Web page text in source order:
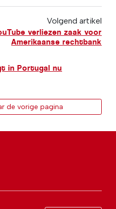
Volgend artikel
verliezen zaak voor
Amerikaanse rechtbank
in Portugal nu
de vorige pagina